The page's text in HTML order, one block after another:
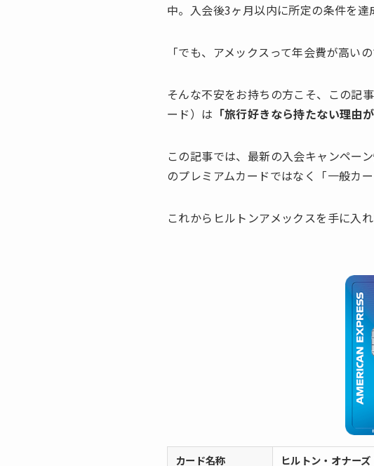
中。入会後3ヶ月以内に所定の条件を達
「でも、アメックスって年会費が高い
そんな不安をお持ちの方こそ、この記
ード）は 「旅行好きなら持たない理由が
この記事では、最新の入会キャンペー
のプレミアムカードではなく「一般カ
これからヒルトンアメックスを手に入
カード名称
ヒルトン・オナー